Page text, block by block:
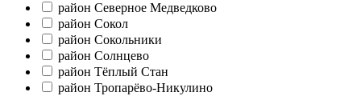
район Северное Медведково
район Сокол
район Сокольники
район Солнцево
район Тёплый Стан
район Тропарёво-Никулино